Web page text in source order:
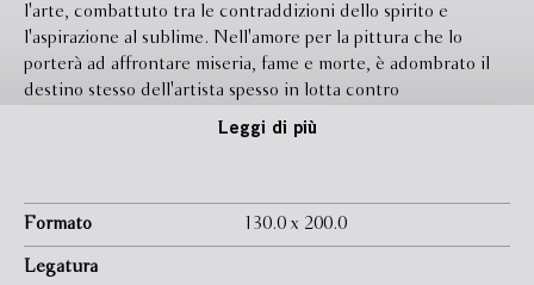
l'arte, combattuto tra le contraddizioni dello spirito e
l'aspirazione al sublime. Nell'amore per la pittura che lo
porterà ad affrontare miseria, fame e morte, è adombrato il
destino stesso dell'artista spesso in lotta contro
l'incomprensione dei contemporanei. Nel romanzo, che si
protagonista, si mescolano figure reali della bohème
artistica, come Modigliani, Rousseau. E la scena si sposta poi
dai pittoreschi bistrot parigini alla tragica solitudine del
Leggi di più
Formato 130.0 x 200.0
Legatura